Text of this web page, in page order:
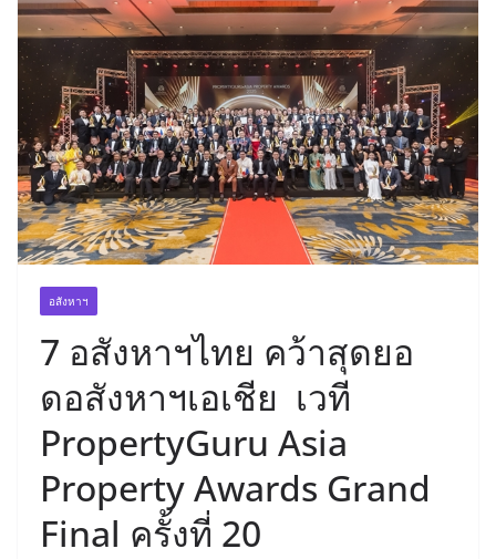
อสังหาฯ
7 อสังหาฯไทย คว้าสุดยอ
ดอสังหาฯเอเชีย เวที
PropertyGuru Asia
Property Awards Grand
Final ครั้งที่ 20